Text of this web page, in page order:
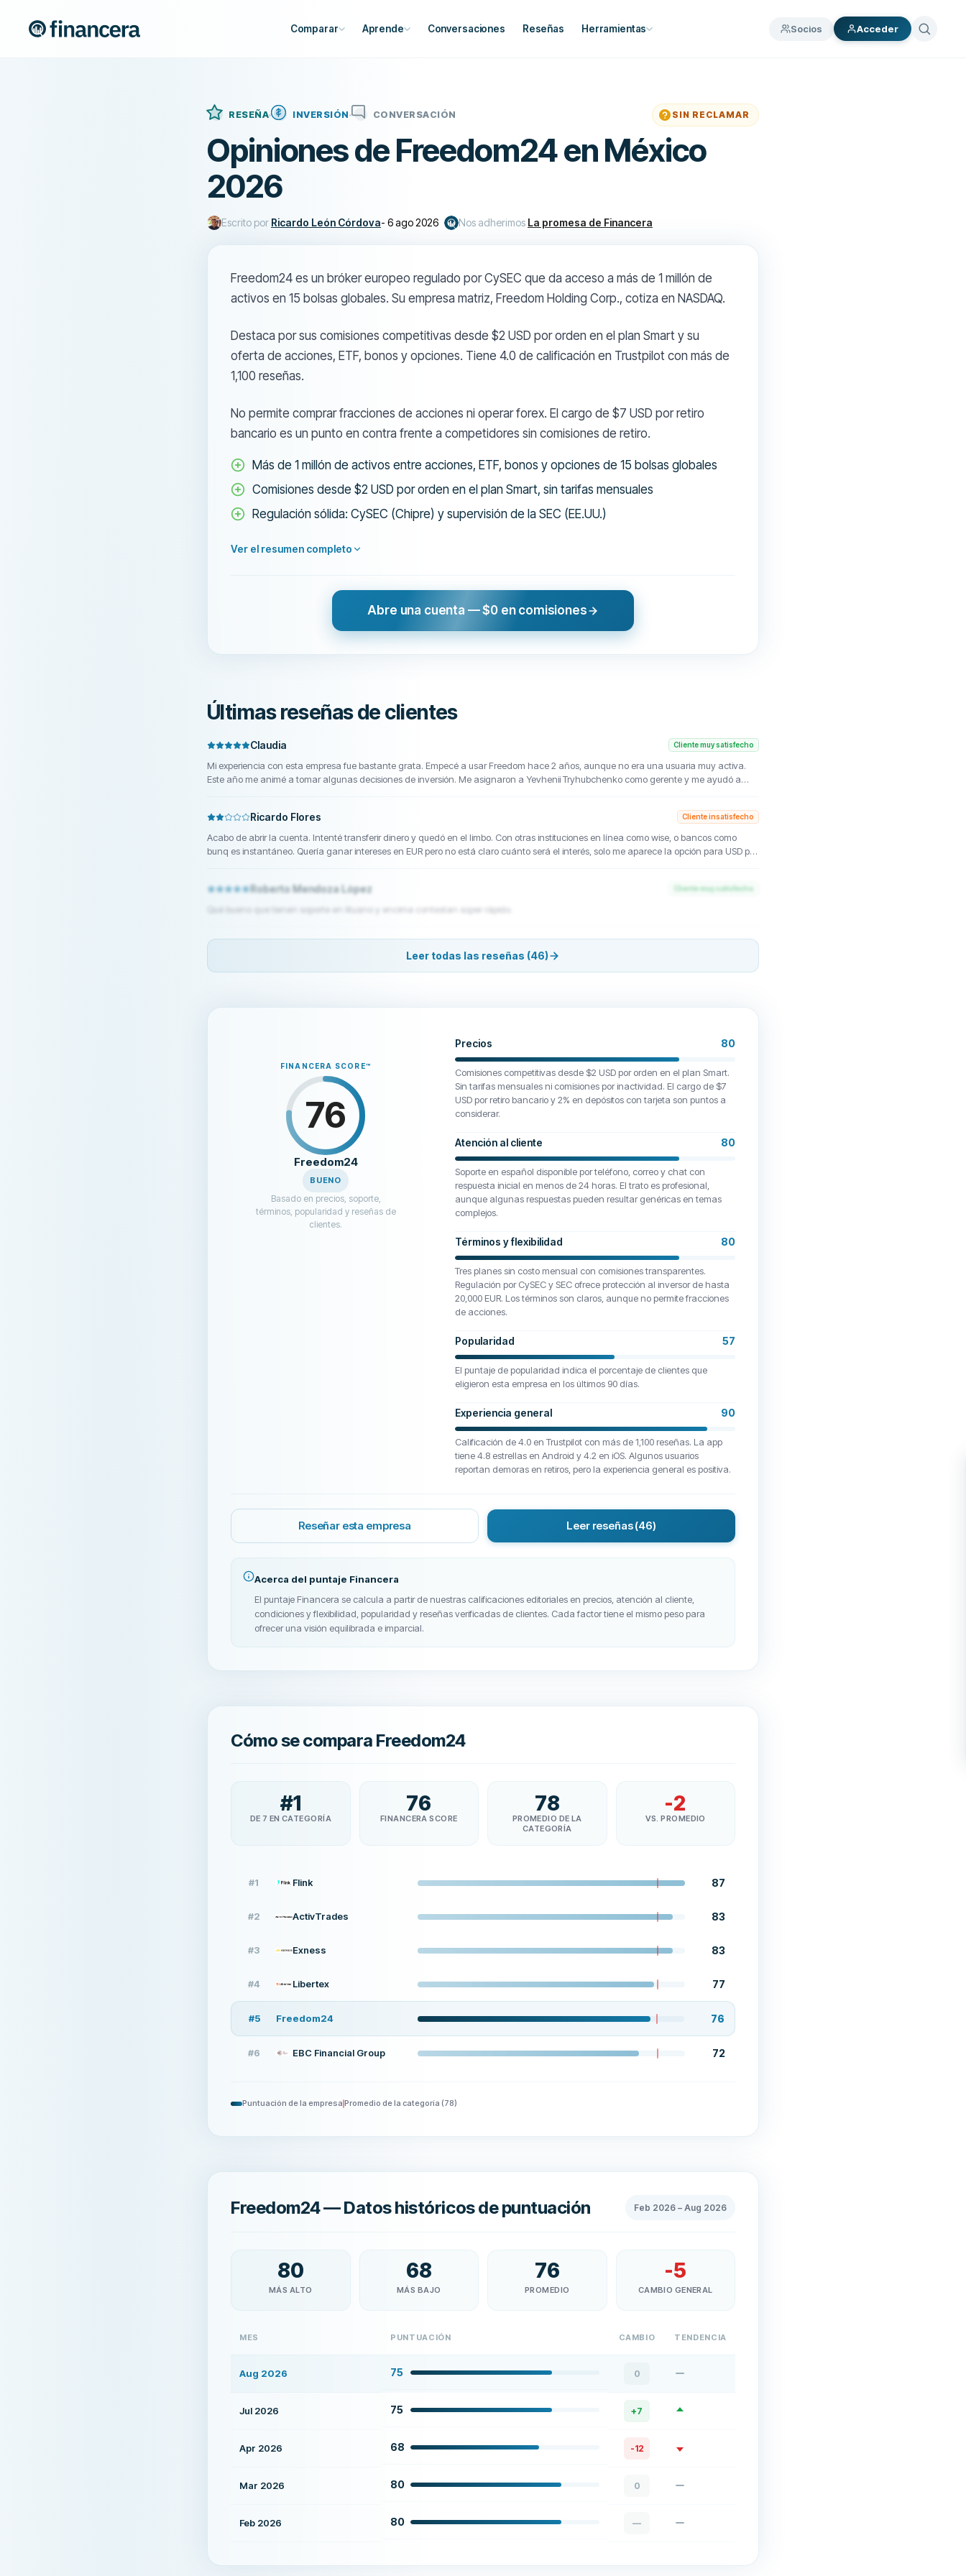
Comparar Aprende Conversaciones Reseñas Herramientas Socios Acceder
RESEÑA INVERSIÓN CONVERSACIÓN SIN RECLAMAR
Opiniones de Freedom24 en México
2026
Escrito por Ricardo León Córdova- 6 ago 2026 Nos adherimos La promesa de Financera
Freedom24 es un bróker europeo regulado por CySEC que da acceso a más de 1 millón de
activos en 15 bolsas globales. Su empresa matriz, Freedom Holding Corp., cotiza en NASDAQ.
Destaca por sus comisiones competitivas desde $2 USD por orden en el plan Smart y su
oferta de acciones, ETF, bonos y opciones. Tiene 4.0 de calificación en Trustpilot con más de
1,100 reseñas.
No permite comprar fracciones de acciones ni operar forex. El cargo de $7 USD por retiro
bancario es un punto en contra frente a competidores sin comisiones de retiro.
Más de 1 millón de activos entre acciones, ETF, bonos y opciones de 15 bolsas globales
Comisiones desde $2 USD por orden en el plan Smart, sin tarifas mensuales
Regulación sólida: CySEC (Chipre) y supervisión de la SEC (EE.UU.)
Ver el resumen completo
Abre una cuenta — $0 en comisiones
Últimas reseñas de clientes
Claudia Cliente muy satisfecho
Mi experiencia con esta empresa fue bastante grata. Empecé a usar Freedom hace 2 años, aunque no era una usuaria muy activa.
Este año me animé a tomar algunas decisiones de inversión. Me asignaron a Yevhenii Tryhubchenko como gerente y me ayudó a
cuando me apoyaron con la gestión de mi cuenta. Espero que mi experiencia futura sea igual de positiva, así que por ahora puedo
recomendarles esta empresa sin ninguna duda.
Ricardo Flores Cliente insatisfecho
Acabo de abrir la cuenta. Intenté transferir dinero y quedó en el limbo. Con otras instituciones en línea como wise, o bancos como
bunq es instantáneo. Quería ganar intereses en EUR pero no está claro cuánto será el interés, solo me aparece la opción para USD por
Roberto Mendoza López Cliente muy satisfecho
Qué bueno que tienen soporte en lituano y encima contestan súper rápido.
Leer todas las reseñas (46)
FINANCERA SCORE™
76
Freedom24
BUENO
Basado en precios, soporte,
términos, popularidad y reseñas de
clientes.
Precios 80
Comisiones competitivas desde $2 USD por orden en el plan Smart.
Sin tarifas mensuales ni comisiones por inactividad. El cargo de $7
USD por retiro bancario y 2% en depósitos con tarjeta son puntos a
considerar.
Atención al cliente 80
Soporte en español disponible por teléfono, correo y chat con
respuesta inicial en menos de 24 horas. El trato es profesional,
aunque algunas respuestas pueden resultar genéricas en temas
complejos.
Términos y flexibilidad 80
Tres planes sin costo mensual con comisiones transparentes.
Regulación por CySEC y SEC ofrece protección al inversor de hasta
20,000 EUR. Los términos son claros, aunque no permite fracciones
de acciones.
Popularidad 57
El puntaje de popularidad indica el porcentaje de clientes que
eligieron esta empresa en los últimos 90 días.
Experiencia general 90
Calificación de 4.0 en Trustpilot con más de 1,100 reseñas. La app
tiene 4.8 estrellas en Android y 4.2 en iOS. Algunos usuarios
reportan demoras en retiros, pero la experiencia general es positiva.
Reseñar esta empresa Leer reseñas(46)
Acerca del puntaje Financera
El puntaje Financera se calcula a partir de nuestras calificaciones editoriales en precios, atención al cliente,
condiciones y flexibilidad, popularidad y reseñas verificadas de clientes. Cada factor tiene el mismo peso para
ofrecer una visión equilibrada e imparcial.
Cómo se compara Freedom24
#1
DE 7 EN CATEGORÍA
76
FINANCERA SCORE
78
PROMEDIO DE LA
CATEGORÍA
-2
VS. PROMEDIO
#1 Flink 87
#2 ActivTrades 83
#3 Exness 83
#4 Libertex 77
#5 Freedom24 76
#6 EBC Financial Group 72
Puntuación de la empresa Promedio de la categoría (78)
Freedom24 — Datos históricos de puntuación Feb 2026 – Aug 2026
80
MÁS ALTO
68
MÁS BAJO
76
PROMEDIO
-5
CAMBIO GENERAL
MES PUNTUACIÓN CAMBIO TENDENCIA
Aug 2026 75 0
Jul 2026 75 +7
Apr 2026 68 -12
Mar 2026 80 0
Feb 2026 80 —